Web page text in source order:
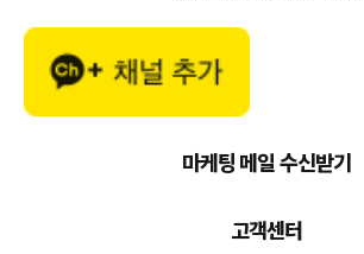
마케팅 메일 수신받기
고객센터